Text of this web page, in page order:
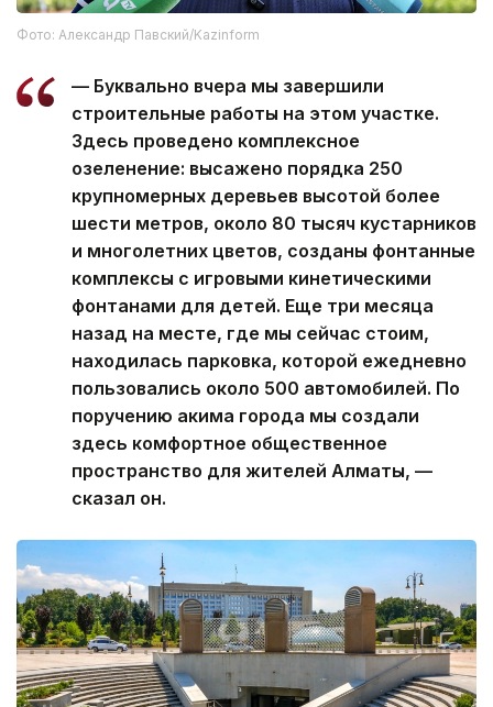
Фото: Александр Павский/Kazinform
— Буквально вчера мы завершили
строительные работы на этом участке.
Здесь проведено комплексное
озеленение: высажено порядка 250
крупномерных деревьев высотой более
шести метров, около 80 тысяч кустарников
и многолетних цветов, созданы фонтанные
комплексы с игровыми кинетическими
фонтанами для детей. Еще три месяца
назад на месте, где мы сейчас стоим,
находилась парковка, которой ежедневно
пользовались около 500 автомобилей. По
поручению акима города мы создали
здесь комфортное общественное
пространство для жителей Алматы, —
сказал он.